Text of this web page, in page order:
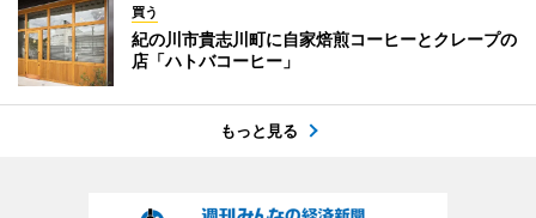
買う
紀の川市貴志川町に自家焙煎コーヒーとクレープの
店「ハトバコーヒー」
もっと見る